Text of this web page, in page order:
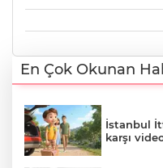
En Çok Okunan
İstanbul
karşı